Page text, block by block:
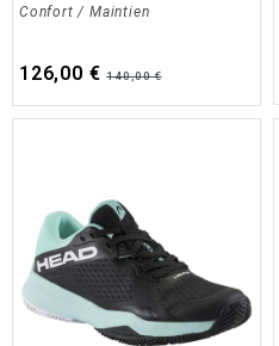
Confort / Maintien
126,00 € 140,00 €